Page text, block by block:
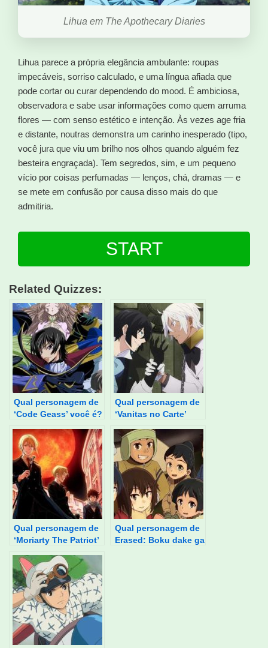
Lihua em The Apothecary Diaries
Lihua parece a própria elegância ambulante: roupas
impecáveis, sorriso calculado, e uma língua afiada que
pode cortar ou curar dependendo do mood. É ambiciosa,
observadora e sabe usar informações como quem arruma
flores — com senso estético e intenção. Às vezes age fria
e distante, noutras demonstra um carinho inesperado (tipo,
você jura que viu um brilho nos olhos quando alguém fez
besteira engraçada). Tem segredos, sim, e um pequeno
vício por coisas perfumadas — lenços, chá, dramas — e
se mete em confusão por causa disso mais do que
admitiria.
START
Related Quizzes:
Qual personagem de
‘Code Geass’ você é?
Qual personagem de
‘Vanitas no Carte’
Qual personagem de
‘Moriarty The Patriot’
Qual personagem de
Erased: Boku dake ga